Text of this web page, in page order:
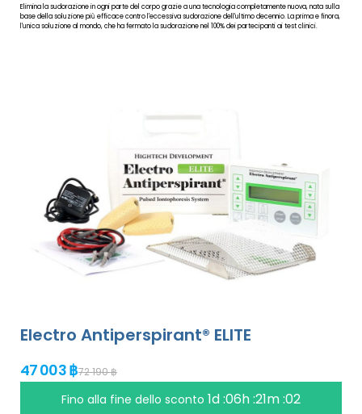
Elimina la sudorazione in ogni parte del corpo grazie a una tecnologia completamente nuova, nata sulla
base della soluzione più efficace contro l'eccessiva sudorazione dell'ultimo decennio. La prima e finora,
l'unica soluzione al mondo, che ha fermato la sudorazione nel 100% dei partecipanti ai test clinici.
Electro Antiperspirant® ELITE
47 003 ฿72 190 ฿
Fino alla fine dello sconto1d :06h :21m :01